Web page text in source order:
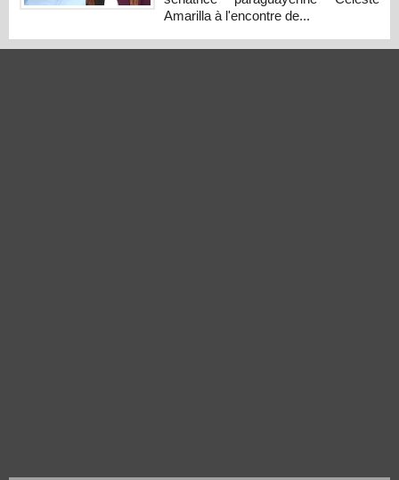
Amarilla à l'encontre de...